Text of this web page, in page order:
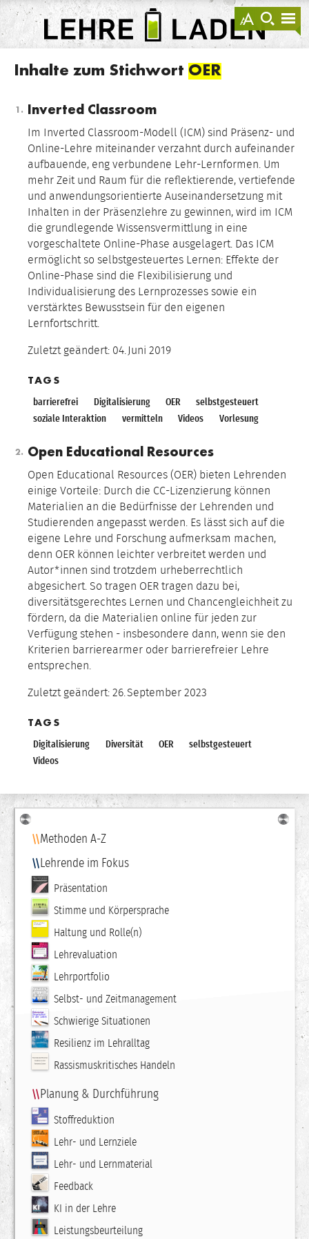
anzeigen
zur
Suche
LEHRE
LADEN
Inhalte zum Stichwort OER
Inverted Classroom
Im Inverted Classroom-Modell (ICM) sind Präsenz- und
Online-Lehre miteinander verzahnt durch aufeinander
aufbauende, eng verbundene Lehr-Lernformen. Um
mehr Zeit und Raum für die reflektierende, vertiefende
und anwendungsorientierte Auseinandersetzung mit
Inhalten in der Präsenzlehre zu gewinnen, wird im ICM
die grundlegende Wissensvermittlung in eine
vorgeschaltete Online-Phase ausgelagert. Das ICM
ermöglicht so selbstgesteuertes Lernen: Effekte der
Online-Phase sind die Flexibilisierung und
Individualisierung des Lernprozesses sowie ein
verstärktes Bewusstsein für den eigenen
Lernfortschritt.
Zuletzt geändert: 04.Juni 2019
TAGS
barrierefrei Digitalisierung OER
selbstgesteuert
soziale Interaktion
vermitteln Videos Vorlesung
Open Educational Resources
Open Educational Resources (OER) bieten Lehrenden
einige Vorteile: Durch die CC-Lizenzierung können
Materialien an die Bedürfnisse der Lehrenden und
Studierenden angepasst werden. Es lässt sich auf die
eigene Lehre und Forschung aufmerksam machen,
denn OER können leichter verbreitet werden und
Autor*innen sind trotzdem urheberrechtlich
abgesichert. So tragen OER tragen dazu bei,
diversitätsgerechtes Lernen und Chancengleichheit zu
fördern, da die Materialien online für jeden zur
Verfügung stehen - insbesondere dann, wenn sie den
Kriterien barrierearmer oder barrierefreier Lehre
entsprechen.
Zuletzt geändert: 26. September 2023
TAGS
Digitalisierung Diversität OER
selbstgesteuert
Videos
Navigation
Methoden A-Z
Lehrende im Fokus
Präsentation
Stimme und Körpersprache
Haltung und Rolle(n)
Lehrevaluation
Lehrportfolio
Selbst- und Zeitmanagement
Schwierige Situationen
Resilienz im Lehralltag
Rassismuskritisches Handeln
Planung & Durchführung
Stoffreduktion
Lehr- und Lernziele
Lehr- und Lernmaterial
Feedback
KI in der Lehre
Leistungsbeurteilung